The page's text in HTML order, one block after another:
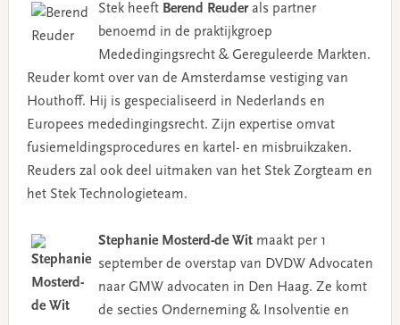
Stek heeft Berend Reuderals partner
benoemd in de praktijkgroep
Mededingingsrecht & Gereguleerde Markten.
Reuder komt over van de Amsterdamse vestiging van
Houthoff. Hij is gespecialiseerd in Nederlands en
Europees mededingingsrecht. Zijn expertise omvat
fusiemeldingsprocedures en kartel- en misbruikzaken.
Reuders zal ook deel uitmaken van het Stek Zorgteam en
het Stek Technologieteam.
Stephanie Mosterd-de Witmaakt per 1
september de overstap van DVDW Advocaten
naar GMW advocaten in Den Haag. Ze komt
de secties Onderneming & Insolventie en